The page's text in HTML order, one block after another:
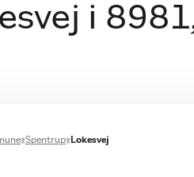
i
Spentrup Lokesvej